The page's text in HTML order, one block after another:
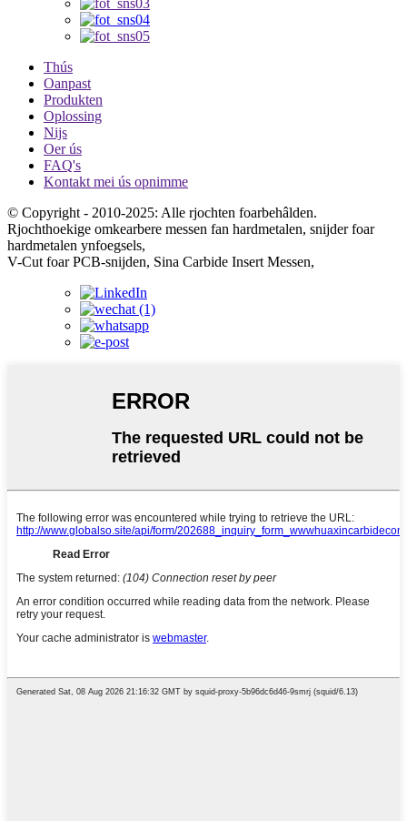
Thús
Oanpast
Produkten
Oplossing
Nijs
Oer ús
FAQ's
Kontakt mei ús opnimme
© Copyright - 2010-2025: Alle rjochten foarbehâlden.
Rjochthoekige omkearbere messen fan hardmetalen, snijder foar
hardmetalen ynfoegsels,
V-Cut foar PCB-snijden, Sina Carbide Insert Messen,